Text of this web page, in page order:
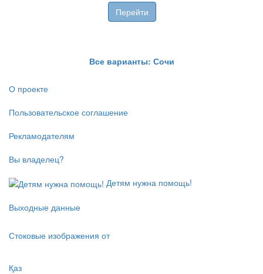
Перейти
Все варианты: Сочи
О проекте
Пользовательское соглашение
Рекламодателям
Вы владелец?
Детям нужна помощь!
Выходные данные
Стоковые изображения от
Қаз